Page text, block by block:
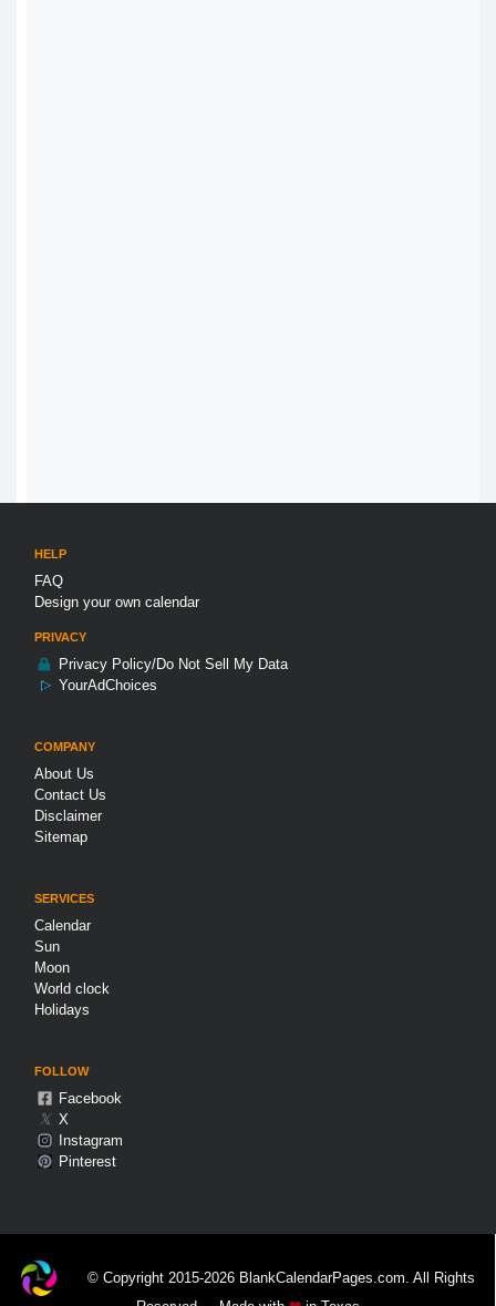
HELP
FAQ
Design your own calendar
PRIVACY
Privacy Policy/Do Not Sell My Data
YourAdChoices
COMPANY
About Us
Contact Us
Disclaimer
Sitemap
SERVICES
Calendar
Sun
Moon
World clock
Holidays
FOLLOW
Facebook
𝕏 X
Instagram
Pinterest
© Copyright 2015-2026 BlankCalendarPages.com. All Rights